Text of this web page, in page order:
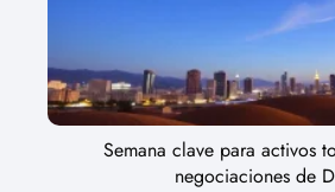
Semana clave para activos
negociaciones de